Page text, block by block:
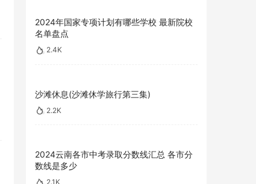
2024年国家专项计划有哪些学校 最新院校
名单盘点
2.4K
沙滩休息(沙滩休学旅行第三集)
2.2K
2024云南各市中考录取分数线汇总 各市分
数线是多少
2.1K